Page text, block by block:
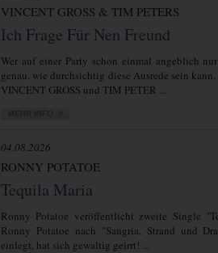
VINCENT GROSS & TIM PETERS
Ich Frage Für Nen Freund
Wer auf einer Party schon einmal angeblich
genau, wie durchsichtig diese Ausrede sein
VINCENT GROSS und TIM PETER ...
04.08.2026
RONNY POTATOE
Tequila Maria
Ronny Potatoe veröffentlicht zweite Single
Ronny Potatoe nach "Sangria, Strand und
einlegt, hat sich gewaltig geirrt! ...